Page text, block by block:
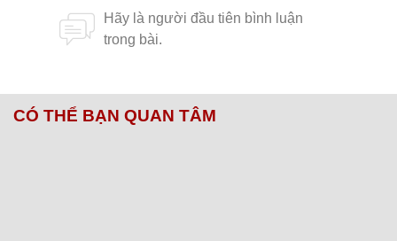
CÓ THỂ BẠN QUAN TÂM